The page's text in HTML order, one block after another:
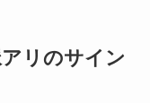
リのサイン